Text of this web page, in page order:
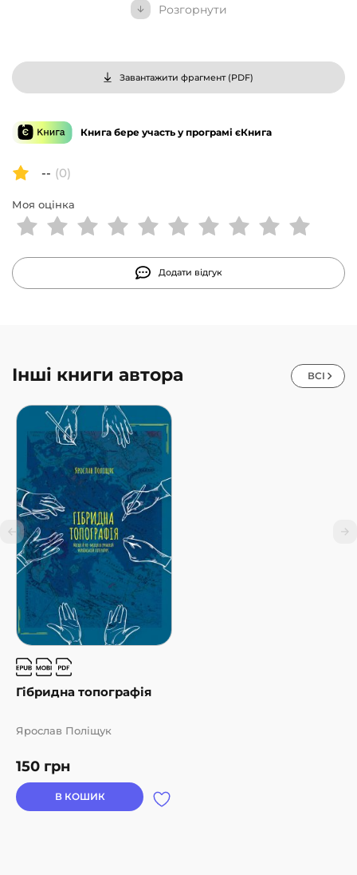
регіон був об’єктом непростої історії, що й досі
формування нових якостей, які змінюють цей регіон.
Символічні кордони Європи сьогодні стрімко
зміщуються, а її пограниччя означує Україну як
впливатиме на європейську ідентичність.
Розгорнути
Завантажити фрагмент (PDF)
Книга бере участь у програмі єКнига
-- (0)
Моя оцінка
Додати відгук
Інші книги автора ВСІ
Гібридна топографія
150 грн
Ярослав Поліщук
В КОШИК